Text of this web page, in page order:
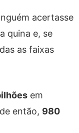
acertasse
quina e, se
as faixas
em
então, 980